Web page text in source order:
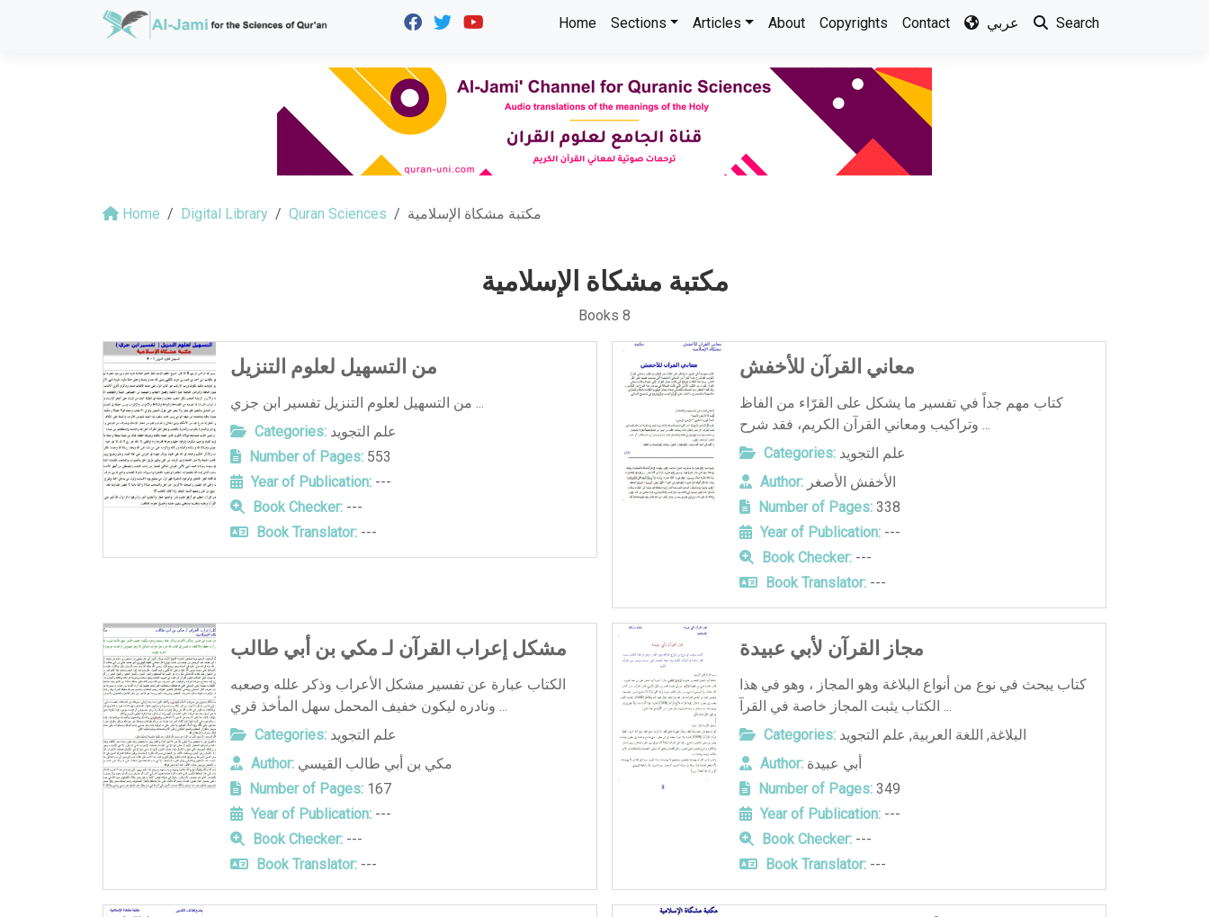
Home Sections Articles About Copyrights Contact عربي Search
Home Digital Library Quran Sciences مكتبة مشكاة الإسلامية
مكتبة مشكاة الإسلامية
Books 8
من التسهيل لعلوم التنزيل
من التسهيل لعلوم التنزيل تفسير ابن جزي ...
Categories: علم التجويد
Number of Pages: 553
Year of Publication: ---
Book Checker: ---
Book Translator: ---
معاني القرآن للأخفش
كتاب مهم جداً في تفسير ما يشكل على القرّاء من الفاظ
وتراكيب ومعاني القرآن الكريم، فقد شرح ...
Categories: علم التجويد
Author: الأخفش الأصغر
Number of Pages: 338
Year of Publication: ---
Book Checker: ---
Book Translator: ---
مشكل إعراب القرآن لـ مكي بن أبي طالب
الكتاب عبارة عن تفسير مشكل الأعراب وذكر علله وصعبه
ونادره ليكون خفيف المحمل سهل المأخذ قري ...
Categories: علم التجويد
Author: مكي بن أبي طالب القيسي
Number of Pages: 167
Year of Publication: ---
Book Checker: ---
Book Translator: ---
مجاز القرآن لأبي عبيدة
كتاب يبحث في نوع من أنواع البلاغة وهو المجاز ، وهو في هذا
الكتاب يثبت المجاز خاصة في القرآ ...
Categories:
البلاغة, اللغة العربية, علم التجويد
Author: أبي عبيدة
Number of Pages: 349
Year of Publication: ---
Book Checker: ---
Book Translator: ---